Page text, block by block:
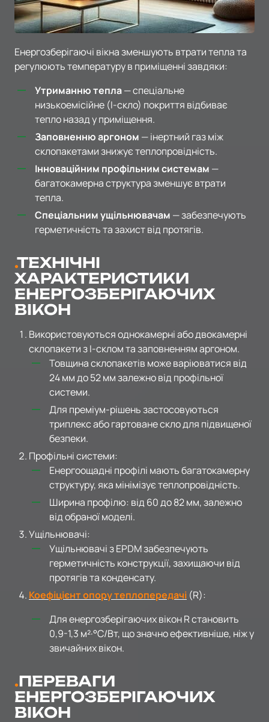
Енергозберігаючі вікна зменшують втрати тепла та
регулюють температуру в приміщенні завдяки:
Утриманню тепла— спеціальне
низькоемісійне (I-скло) покриття відбиває
тепло назад у приміщення.
Заповненню аргоном — інертний газ між
склопакетами знижує теплопровідність.
Інноваційним профільним системам —
багатокамерна структура зменшує втрати
тепла.
Спеціальним ущільнювачам — забезпечують
герметичність та захист від протягів.
ТЕХНІЧНІ
ХАРАКТЕРИСТИКИ
ЕНЕРГОЗБЕРІГАЮЧИХ
ВІКОН
Використовуються однокамерні або двокамерні
склопакети з I-склом та заповненням аргоном.
Товщина склопакетів може варіюватися від
24 мм до 52 мм залежно від профільної
системи.
Для преміум-рішень застосовуються
триплекс або гартоване скло для підвищеної
безпеки.
Профільні системи:
Енергоощадні профілі мають багатокамерну
структуру, яка мінімізує теплопровідність.
Ширина профілю: від 60 до 82 мм, залежно
від обраної моделі.
Ущільнювачі:
Ущільнювачі з EPDM забезпечують
герметичність конструкції, захищаючи від
протягів та конденсату.
Коефіцієнт опору теплопередачі (R):
Для енергозберігаючих вікон R становить
0,9-1,3 м²·°C/Вт, що значно ефективніше, ніж у
звичайних вікон.
ПЕРЕВАГИ
ЕНЕРГОЗБЕРІГАЮЧИХ
ВІКОН